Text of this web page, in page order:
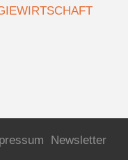
Newsletter